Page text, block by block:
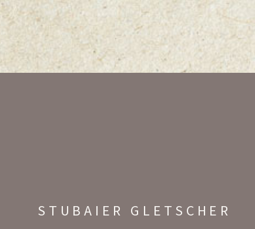
STUBAIER GLETSCHER